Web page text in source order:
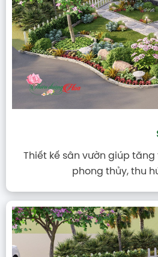
Thiết kế sân vườn giúp
phong thủy, thu